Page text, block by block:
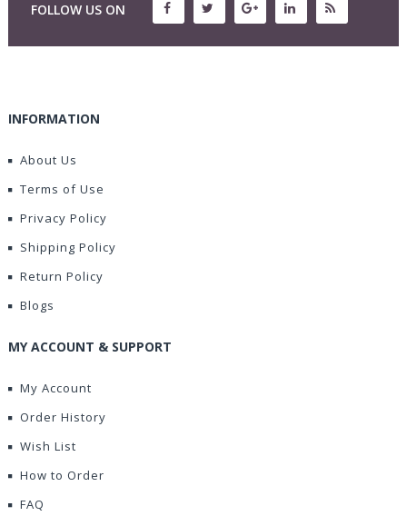
FOLLOW US ON
INFORMATION
About Us
Terms of Use
Privacy Policy
Shipping Policy
Return Policy
Blogs
MY ACCOUNT & SUPPORT
My Account
Order History
Wish List
How to Order
FAQ